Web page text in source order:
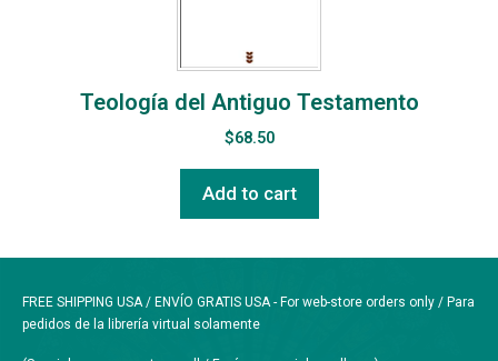
Teología del Antiguo Testamento
$68.50
Add to cart
FREE SHIPPING USA / ENVÍO GRATIS USA - For web-store orders only / Para
pedidos de la librería virtual solamente